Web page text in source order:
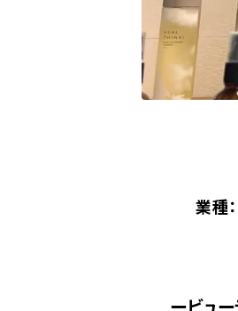
業種：